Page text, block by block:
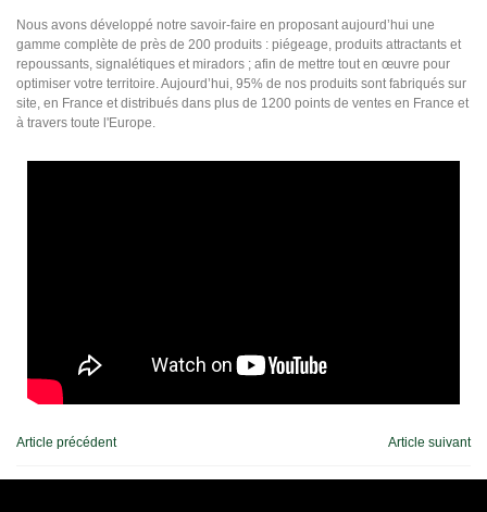
Nous avons développé notre savoir-faire en proposant aujourd’hui une
gamme complète de près de 200 produits : piégeage, produits attractants et
repoussants, signalétiques et miradors ; afin de mettre tout en œuvre pour
optimiser votre territoire. Aujourd’hui, 95% de nos produits sont fabriqués sur
site, en France et distribués dans plus de 1200 points de ventes en France et
à travers toute l'Europe.
Article précédent Article suivant